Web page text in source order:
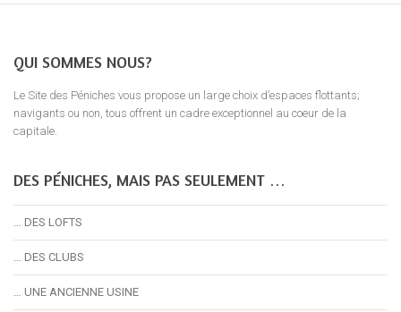
QUI SOMMES NOUS?
Le Site des Péniches vous propose un large choix d’espaces flottants;
navigants ou non, tous offrent un cadre exceptionnel au coeur de la
capitale.
DES PÉNICHES, MAIS PAS SEULEMENT …
… DES LOFTS
… DES CLUBS
… UNE ANCIENNE USINE